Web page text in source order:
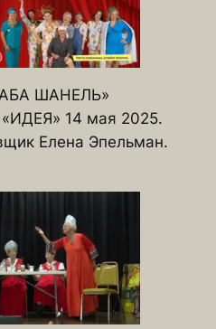
ШАНЕЛЬ»
14 мая 2025.
Елена Эпельман.